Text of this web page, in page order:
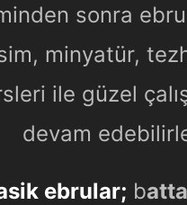
sonra
minyatür,
ile güzel
devam
ebrular; b